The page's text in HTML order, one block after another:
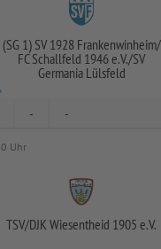
(SG 1) SV 1928 Frankenwinheim/
FC Schallfeld 1946 e.V./SV
Germania Lülsfeld
- -
Uhr
TSV/DJK Wiesentheid 1905 e.V.